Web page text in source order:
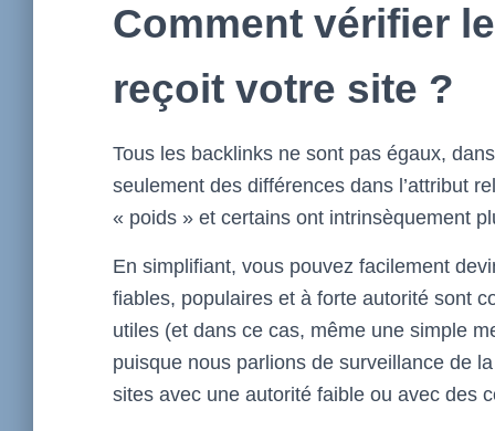
Comment vérifier
reçoit votre site ?
Tous les backlinks ne sont pas égaux,
seulement des différences dans l’attribut
« poids » et certains ont intrinsèquement
En simplifiant, vous pouvez facilement
fiables, populaires et à forte autorité sont
utiles (et dans ce cas, même une simple
puisque nous parlions de surveillance de
sites avec une autorité faible ou avec des